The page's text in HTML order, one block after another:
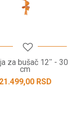
za bušač 12ʺ - 30
cm
21.499,00 RSD